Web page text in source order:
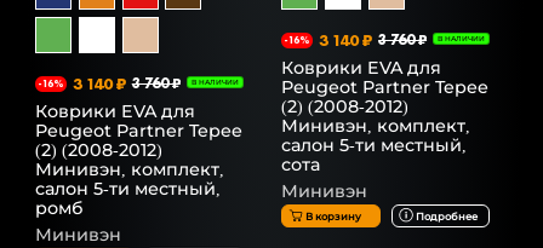
-16% 3 140 ₽ 3 760 ₽ В НАЛИЧИИ
Коврики EVA для
Peugeot Partner Tepee
(2) (2008-2012)
Минивэн, комплект,
салон 5-ти местный,
ромб
Минивэн
-16% 3 140 ₽ 3 760 ₽ В НАЛИЧИИ
Коврики EVA для
Peugeot Partner Tepee
(2) (2008-2012)
Минивэн, комплект,
салон 5-ти местный,
сота
Минивэн
В корзину Подробнее